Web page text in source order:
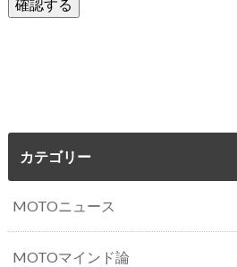
カテゴリー
MOTOニュース
MOTOマインド論